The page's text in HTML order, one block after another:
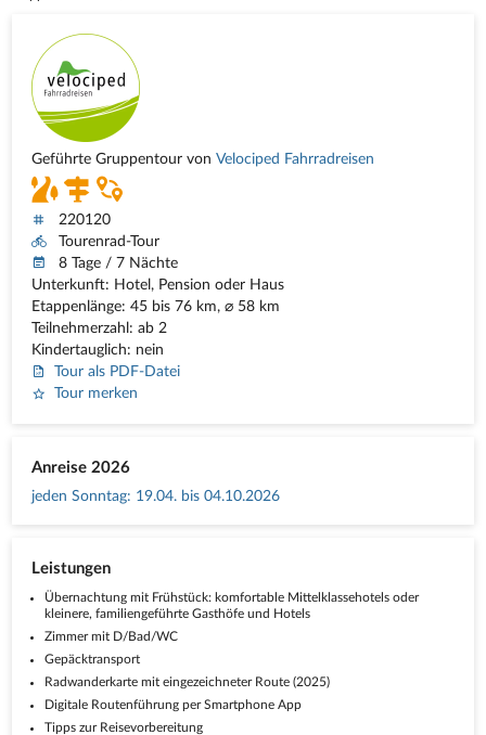
Geführte Gruppentour vonVelociped Fahrradreisen
220120
Tourenrad-Tour
8 Tage / 7 Nächte
Unterkunft: Hotel, Pension oder Haus
Etappenlänge: 45 bis 76 km, ⌀ 58 km
Teilnehmerzahl: ab 2
Kindertauglich: nein
Tour als PDF-Datei
Tour merken
Anreise 2026
jeden Sonntag: 19.04. bis 04.10.2026
Leistungen
Übernachtung mit Frühstück: komfortable Mittelklassehotels oder
kleinere, familiengeführte Gasthöfe und Hotels
Zimmer mit D/Bad/WC
Gepäcktransport
Radwanderkarte mit eingezeichneter Route (2025)
Digitale Routenführung per Smartphone App
Tipps zur Reisevorbereitung